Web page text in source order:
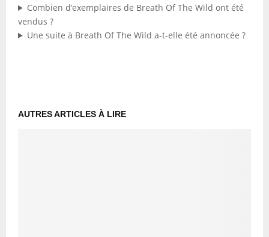
Combien d’exemplaires de Breath Of The Wild ont été
vendus ?
Une suite à Breath Of The Wild a-t-elle été annoncée ?
AUTRES ARTICLES À LIRE